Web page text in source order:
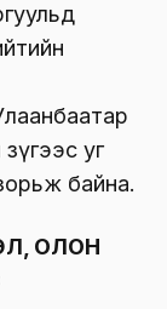
уг
байна.
ОЛОН